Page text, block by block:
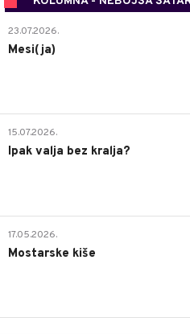
23.07.2026.
Mesi(ja)
15.07.2026.
Ipak valja bez kralja?
17.05.2026.
Mostarske kiše